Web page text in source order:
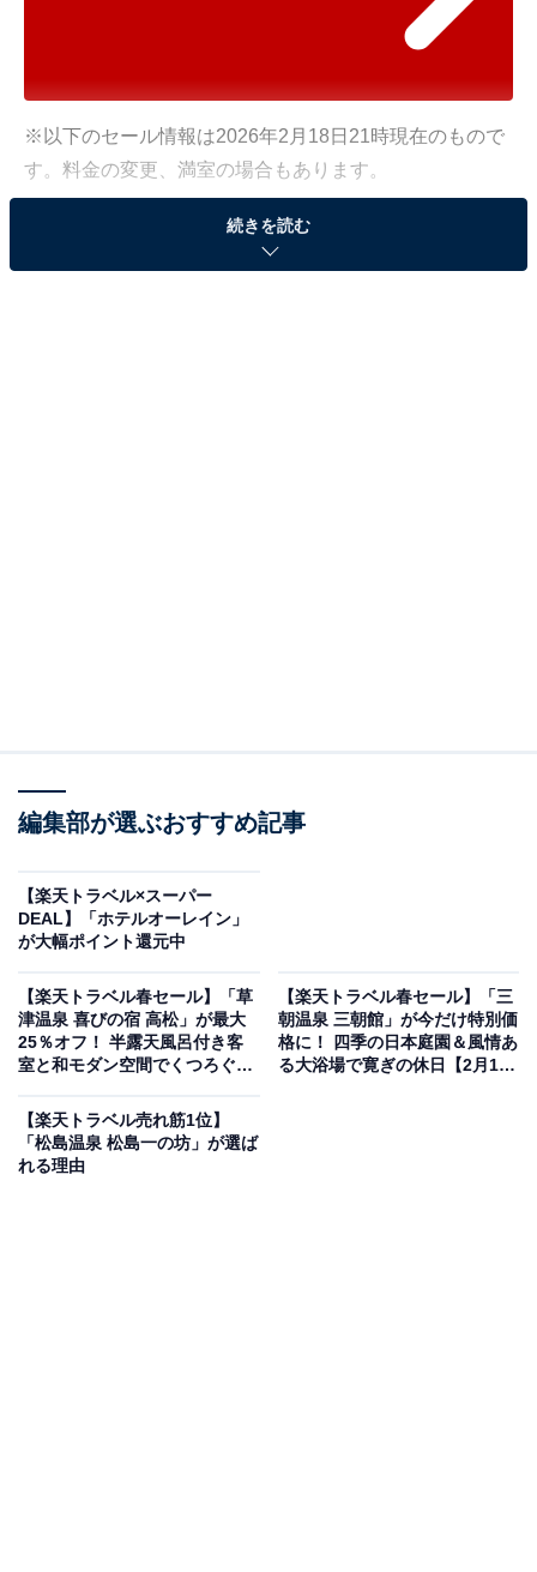
※以下のセール情報は2026年2月18日21時現在のもので
す。料金の変更、満室の場合もあります。
※本記事で紹介している商品の購入やサービスの利用により、売上の一部が
オールアバウトに還元されることがあります。
「氷見温泉郷 くつろぎの宿 うみあかり」は現在特別価格
楽天トラベルでホテルを見る
続きを読む
編集部が選ぶおすすめ記事
【楽天トラベル×スーパー
DEAL】「ホテルオーレイン」
が大幅ポイント還元中
【楽天トラベル春セール】「草
津温泉 喜びの宿 高松」が最大
25％オフ！ 半露天風呂付き客
室と和モダン空間でくつろぐ休
【楽天トラベル春セール】「三
朝温泉 三朝館」が今だけ特別価
格に！ 四季の日本庭園＆風情あ
る大浴場で寛ぎの休日【2月18
【楽天トラベル売れ筋1位】
「松島温泉 松島一の坊」が選ば
れる理由